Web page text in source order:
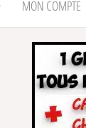
MON COMPTE